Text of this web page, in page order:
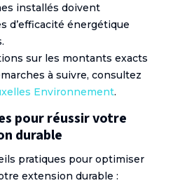
installés doivent
d’efficacité énergétique
sur les montants exacts
à suivre, consultez
Environnement.
pour réussir votre
durable
pratiques pour optimiser
extension durable :